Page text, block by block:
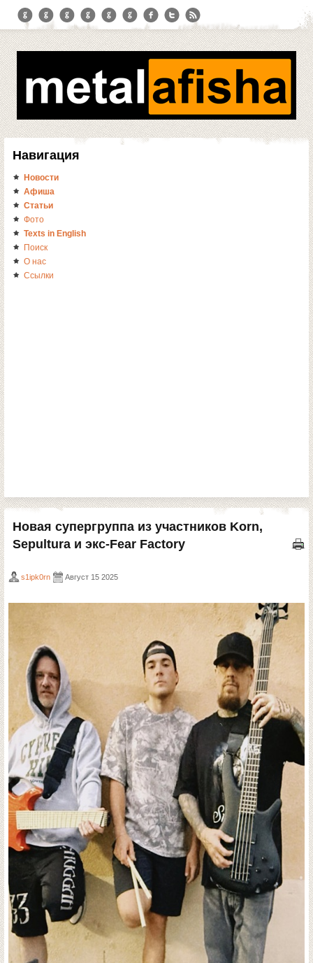
Навигация
Новости
Афиша
Статьи
Фото
Texts in English
Поиск
О нас
Ссылки
Новая супергруппа из участников Korn,
Sepultura и экс-Fear Factory
s1ipk0rn Август 15 2025